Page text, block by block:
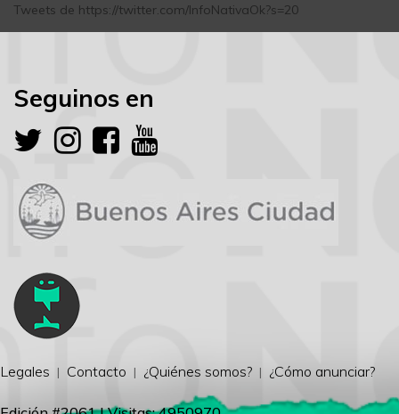
Tweets de https://twitter.com/InfoNativaOk?s=20
Seguinos en
Legales Contacto ¿Quiénes somos? ¿Cómo anunciar?